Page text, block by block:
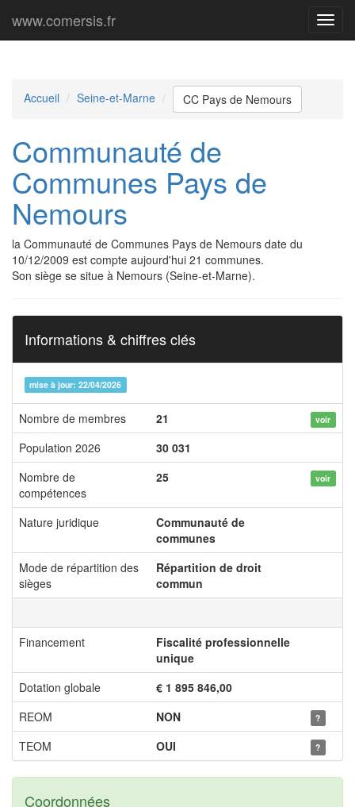
Menu
www.comersis.fr
Accueil Seine-et-Marne CC Pays de Nemours
Communauté de
Communes Pays de
Nemours
la Communauté de Communes Pays de Nemours date du
10/12/2009 est compte aujourd'hui 21 communes.
Son siège se situe à Nemours (Seine-et-Marne).
Informations & chiffres clés
mise à jour: 22/04/2026
Nombre de membres 21 voir
Population 2026
30 031
Nombre de
compétences
25 voir
Nature juridique
Communauté de
communes
Mode de répartition des
sièges
Répartition de droit
commun
Financement
Fiscalité professionnelle
unique
Dotation globale
€ 1 895 846,00
REOM
NON ?
TEOM OUI ?
Coordonnées